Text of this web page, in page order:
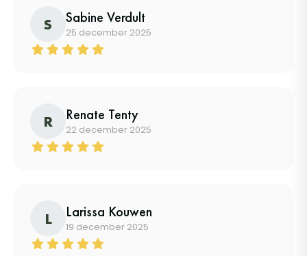
S Sabine Verdult
25 december 2025
R Renate Tenty
22 december 2025
L Larissa Kouwen
19 december 2025